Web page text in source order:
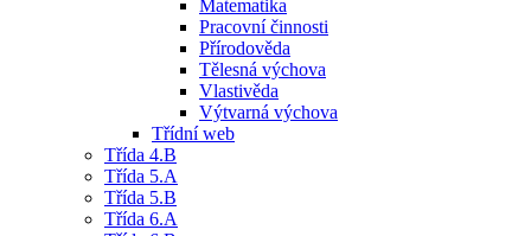
Matematika
Pracovní činnosti
Přírodověda
Tělesná výchova
Vlastivěda
Výtvarná výchova
Třídní web
Třída 4.B
Třída 5.A
Třída 5.B
Třída 6.A